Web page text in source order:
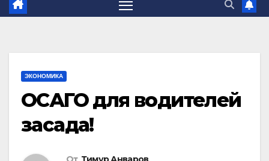
ЭКОНОМИКА
ОСАГО для водителей
засада!